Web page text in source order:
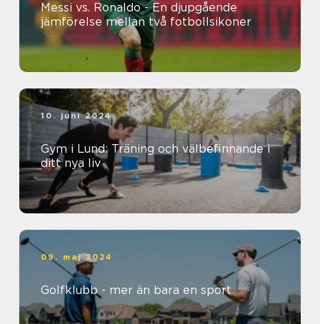
Messi vs. Ronaldo - En djupgående
jämförelse mellan två fotbollsikoner
10. juni 2024
Gym i Lund: Träning och välbefinnande i
ditt nya liv
09. maj 2024
Golfklubb - mer än bara en sport